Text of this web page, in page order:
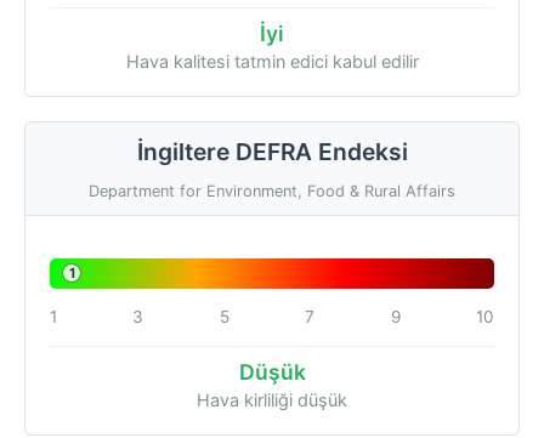
İyi
Hava kalitesi tatmin edici kabul edilir
İngiltere DEFRA Endeksi
Department for Environment, Food & Rural Affairs
1
1 3 5 7 9 10
Düşük
Hava kirliliği düşük